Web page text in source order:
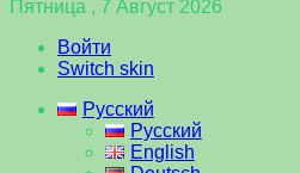
Пятница , 7 Август 2026
Войти
Switch skin
Русский
Русский
English